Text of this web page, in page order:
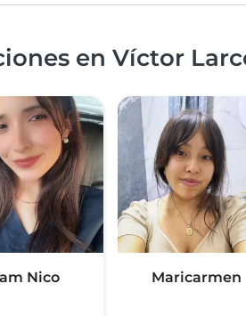
en Víctor
Nico Maricarmen